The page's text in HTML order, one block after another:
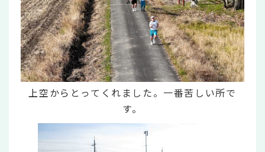
上空からとってくれました。一番苦しい所で
す。